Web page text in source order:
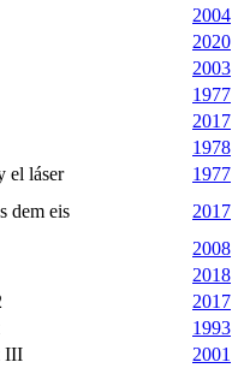
2004
2020
2003
1977
2017
1978
el láser
1977
dem eis
2017
2008
2018
2017
1993
III
2001